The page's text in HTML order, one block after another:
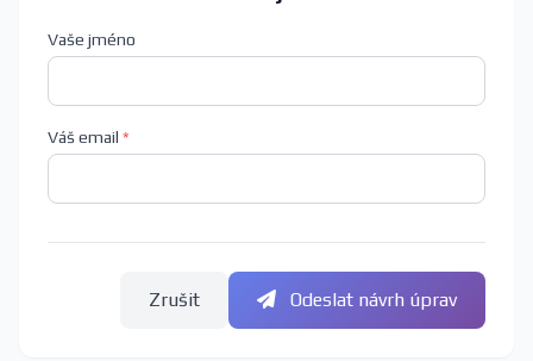
Vaše jméno
Váš email *
Zrušit Odeslat návrh úprav